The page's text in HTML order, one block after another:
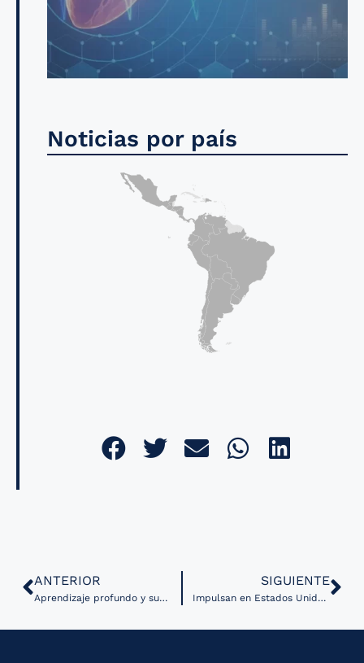
Noticias por país
ANTERIOR
Aprendizaje profundo y sus aplicaciones en la atención médica
SIGUIENTE
Impulsan en Estados Unidos nuevo marco regulatorio para apps de Salud Digital